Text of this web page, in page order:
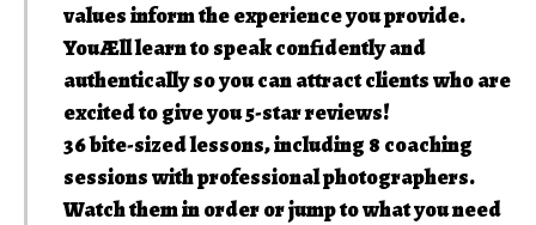
values inform the experience you provide.
YouÆll learn to speak confidently and
authentically so you can attract clients who are
excited to give you 5-star reviews!
36 bite-sized lessons, including 8 coaching
sessions with professional photographers.
Watch them in order or jump to what you need